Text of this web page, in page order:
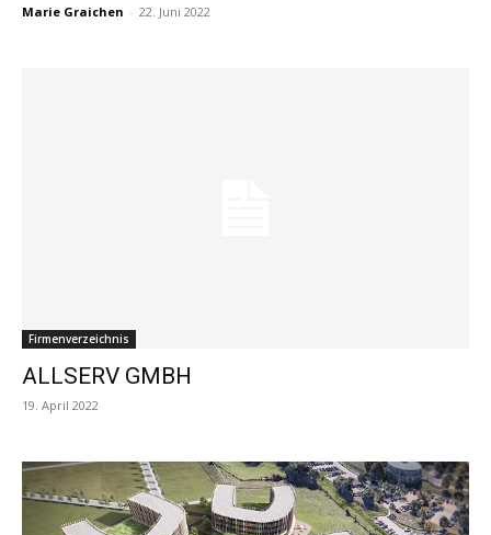
Marie Graichen - 22. Juni 2022
Firmenverzeichnis
ALLSERV GMBH
19. April 2022